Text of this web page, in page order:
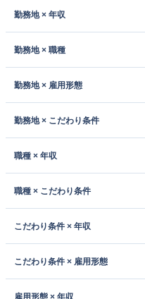
勤務地 × 年収
勤務地 × 職種
勤務地 × 雇用形態
勤務地 × こだわり条件
職種 × 年収
職種 × こだわり条件
こだわり条件 × 年収
こだわり条件 × 雇用形態
雇用形態 × 年収